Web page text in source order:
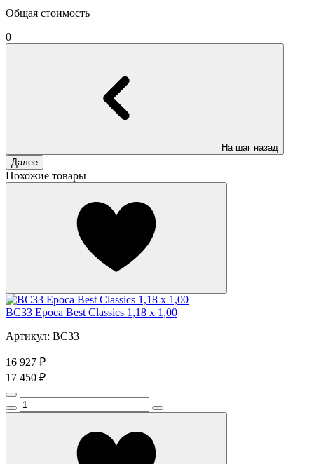
Общая стоимость
0
На шаг назад
Далее
Похожие товары
BC33 Epoca Best Classics 1,18 x 1,00
Артикул: BC33
16 927 ₽
17 450 ₽